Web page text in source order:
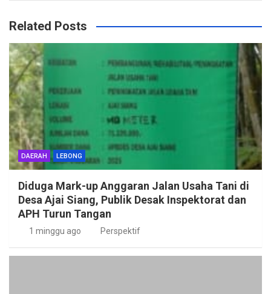
Related Posts
DAERAH LEBONG
Diduga Mark-up Anggaran Jalan Usaha Tani di
Desa Ajai Siang, Publik Desak Inspektorat dan
APH Turun Tangan
1 minggu ago Perspektif